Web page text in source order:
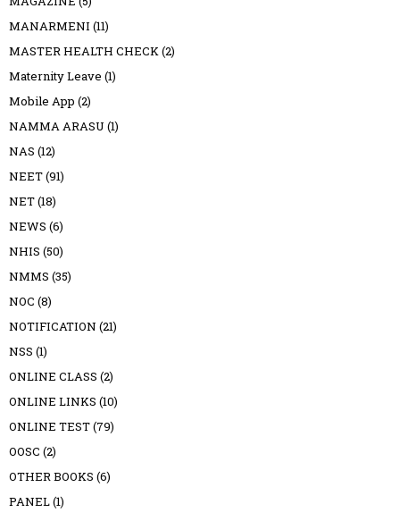
MANARMENI (11)
MASTER HEALTH CHECK(2)
Maternity Leave (1)
Mobile App (2)
NAMMA ARASU (1)
NAS (12)
NEET(91)
NET(18)
NEWS (6)
NHIS (50)
NMMS (35)
NOC (8)
NOTIFICATION (21)
NSS (1)
ONLINE CLASS (2)
ONLINE LINKS (10)
ONLINE TEST(79)
OOSC (2)
OTHER BOOKS (6)
PANEL(1)